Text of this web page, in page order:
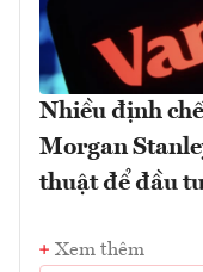
Nhiều định
Morgan
thuật để đầu
Xem thêm